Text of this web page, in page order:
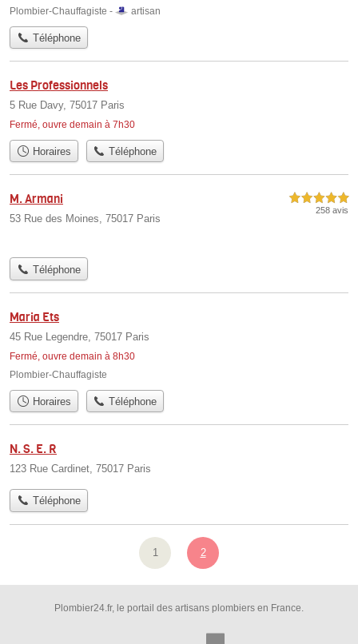
Plombier-Chauffagiste - artisan
Téléphone
Les Professionnels
5 Rue Davy, 75017 Paris
Fermé, ouvre demain à 7h30
Horaires Téléphone
M. Armani
53 Rue des Moines, 75017 Paris
5,0 étoiles sur 5
258 avis
Téléphone
Maria Ets
45 Rue Legendre, 75017 Paris
Fermé, ouvre demain à 8h30
Plombier-Chauffagiste
Horaires Téléphone
N. S. E. R
123 Rue Cardinet, 75017 Paris
Téléphone
1 2
Plombier24.fr, le portail des artisans plombiers en France.